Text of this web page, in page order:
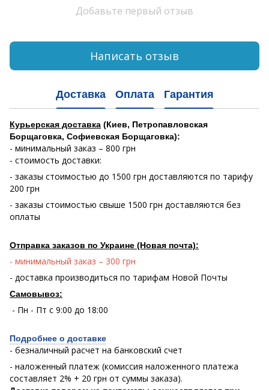
Добавьте первый отзыв
Написать отзыв
Доставка Оплата Гарантия
Курьерская доставка (Киев, Петропавловская
Борщаговка, Софиевская Борщаговка):
- минимальный заказ – 800 грн
- стоимость доставки:
- заказы стоимостью до 1500 грн доставляются по тарифу
200 грн
- заказы стоимостью свыше 1500 грн доставляются без
оплаты
Отправка заказов по Украине (Новая почта):
- минимальный заказ – 300 грн
- доставка производиться по тарифам Новой Почты
Самовывоз:
- Пн - Пт с 9:00 до 18:00
Подробнее о доставке
- безналичный расчет на банковский счет
- наложенный платеж (комиссия наложенного платежа
составляет 2% + 20 грн от суммы заказа).